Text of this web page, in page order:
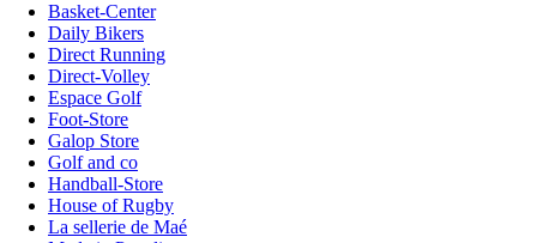
Basket-Center
Daily Bikers
Direct Running
Direct-Volley
Espace Golf
Foot-Store
Galop Store
Golf and co
Handball-Store
House of Rugby
La sellerie de Maé